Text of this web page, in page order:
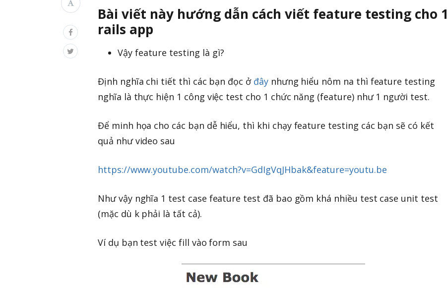
Bài viết này hướng dẫn cách viết feature testing cho 1
rails app
Vậy feature testing là gì?
Định nghĩa chi tiết thì các bạn đọc ở đâynhưng hiểu nôm na thì feature testing
nghĩa là thực hiện 1 công việc test cho 1 chức năng (feature) như 1 người test.
Để minh họa cho các bạn dễ hiểu, thì khi chạy feature testing các bạn sẽ có kết
quả như video sau
https://www.youtube.com/watch?v=GdIgVqJHbak&feature=youtu.be
Như vậy nghĩa 1 test case feature test đã bao gồm khá nhiều test case unit test
(mặc dù k phải là tất cả).
Ví dụ bạn test việc fill vào form sau